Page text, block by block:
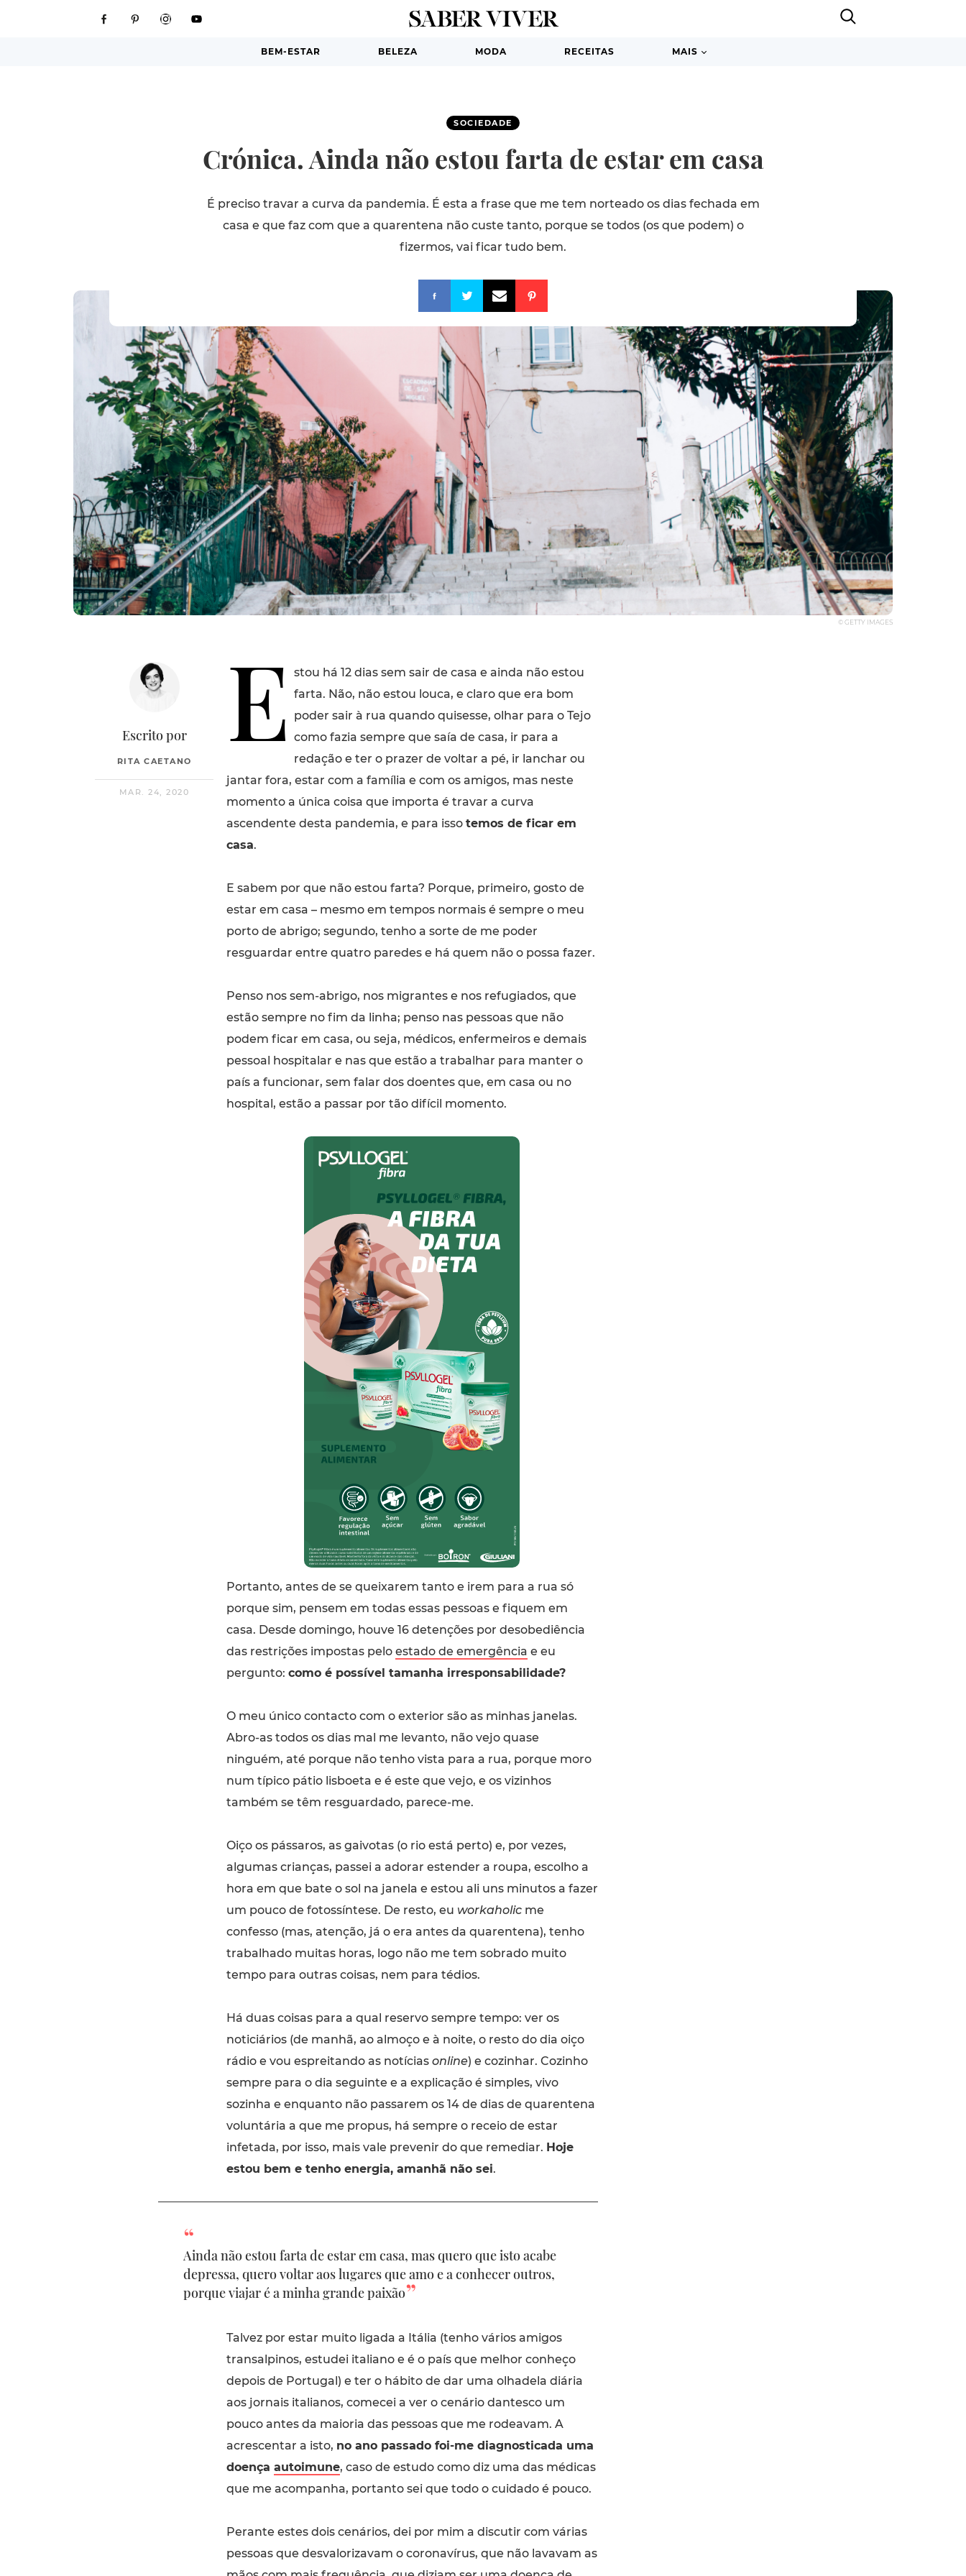
BEM-ESTAR BELEZA MODA RECEITAS MAIS
SOCIEDADE
Crónica. Ainda não estou farta de estar em casa
É preciso travar a curva da pandemia. É esta a frase que me tem norteado os dias fechada em
casa e que faz com que a quarentena não custe tanto, porque se todos (os que podem) o
fizermos, vai ficar tudo bem.
© GETTY IMAGES
Escrito por
RITA CAETANO
MAR. 24, 2020
E
stou há 12 dias sem sair de casa e ainda não estou
farta. Não, não estou louca, e claro que era bom
poder sair à rua quando quisesse, olhar para o Tejo
como fazia sempre que saía de casa, ir para a
redação e ter o prazer de voltar a pé, ir lanchar ou
jantar fora, estar com a família e com os amigos, mas neste
momento a única coisa que importa é travar a curva
ascendente desta pandemia, e para isso temos de ficar em
casa.
E sabem por que não estou farta? Porque, primeiro, gosto de
estar em casa – mesmo em tempos normais é sempre o meu
porto de abrigo; segundo, tenho a sorte de me poder
resguardar entre quatro paredes e há quem não o possa fazer.
Penso nos sem-abrigo, nos migrantes e nos refugiados, que
estão sempre no fim da linha; penso nas pessoas que não
podem ficar em casa, ou seja, médicos, enfermeiros e demais
pessoal hospitalar e nas que estão a trabalhar para manter o
país a funcionar, sem falar dos doentes que, em casa ou no
hospital, estão a passar por tão difícil momento.
Portanto, antes de se queixarem tanto e irem para a rua só
porque sim, pensem em todas essas pessoas e fiquem em
casa. Desde domingo, houve 16 detenções por desobediência
das restrições impostas pelo estado de emergência e eu
pergunto: como é possível tamanha irresponsabilidade?
O meu único contacto com o exterior são as minhas janelas.
Abro-as todos os dias mal me levanto, não vejo quase
ninguém, até porque não tenho vista para a rua, porque moro
num típico pátio lisboeta e é este que vejo, e os vizinhos
também se têm resguardado, parece-me.
Oiço os pássaros, as gaivotas (o rio está perto) e, por vezes,
algumas crianças, passei a adorar estender a roupa, escolho a
hora em que bate o sol na janela e estou ali uns minutos a fazer
um pouco de fotossíntese. De resto, eu workaholicme
confesso (mas, atenção, já o era antes da quarentena), tenho
trabalhado muitas horas, logo não me tem sobrado muito
tempo para outras coisas, nem para tédios.
Há duas coisas para a qual reservo sempre tempo: ver os
noticiários (de manhã, ao almoço e à noite, o resto do dia oiço
rádio e vou espreitando as notícias online) e cozinhar. Cozinho
sempre para o dia seguinte e a explicação é simples, vivo
sozinha e enquanto não passarem os 14 de dias de quarentena
voluntária a que me propus, há sempre o receio de estar
infetada, por isso, mais vale prevenir do que remediar. Hoje
estou bem e tenho energia, amanhã não sei.
Ainda não estou farta de estar em casa, mas quero que isto acabe
depressa, quero voltar aos lugares que amo e a conhecer outros,
porque viajar é a minha grande paixão
Talvez por estar muito ligada a Itália (tenho vários amigos
transalpinos, estudei italiano e é o país que melhor conheço
depois de Portugal) e ter o hábito de dar uma olhadela diária
aos jornais italianos, comecei a ver o cenário dantesco um
pouco antes da maioria das pessoas que me rodeavam. A
acrescentar a isto, no ano passado foi-me diagnosticada uma
doença autoimune, caso de estudo como diz uma das médicas
que me acompanha, portanto sei que todo o cuidado é pouco.
Perante estes dois cenários, dei por mim a discutir com várias
pessoas que desvalorizavam o coronavírus, que não lavavam as